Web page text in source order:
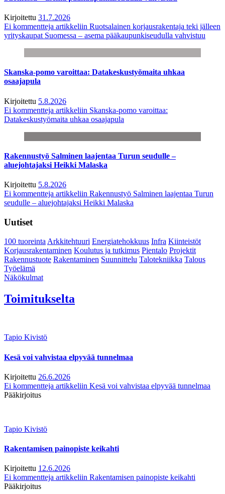
Kirjoitettu 31.7.2026
Ei kommentteja artikkeliin Ruotsalainen korjausrakentaja teki jälleen
yrityskaupat Suomessa – asema pääkaupunkiseudulla vahvistuu
Skanska-pomo varoittaa: Datakeskustyömaita uhkaa
osaajapula
Kirjoitettu 5.8.2026
Ei kommentteja artikkeliin Skanska-pomo varoittaa:
Datakeskustyömaita uhkaa osaajapula
Rakennustyö Salminen laajentaa Turun seudulle –
aluejohtajaksi Heikki Malaska
Kirjoitettu 5.8.2026
Ei kommentteja artikkeliin Rakennustyö Salminen laajentaa Turun
seudulle – aluejohtajaksi Heikki Malaska
Uutiset
100 tuoreintaArkkitehtuuri Energiatehokkuus Infra Kiinteistöt
Korjausrakentaminen Koulutus ja tutkimus Pientalo Projektit
Rakennustuote Rakentaminen Suunnittelu Talotekniikka Talous
Työelämä
Näkökulmat
Toimitukselta
Tapio Kivistö
Kesä voi vahvistaa elpyvää tunnelmaa
Kirjoitettu 26.6.2026
Ei kommentteja artikkeliin Kesä voi vahvistaa elpyvää tunnelmaa
Pääkirjoitus
Tapio Kivistö
Rakentamisen painopiste keikahti
Kirjoitettu 12.6.2026
Ei kommentteja artikkeliin Rakentamisen painopiste keikahti
Pääkirjoitus